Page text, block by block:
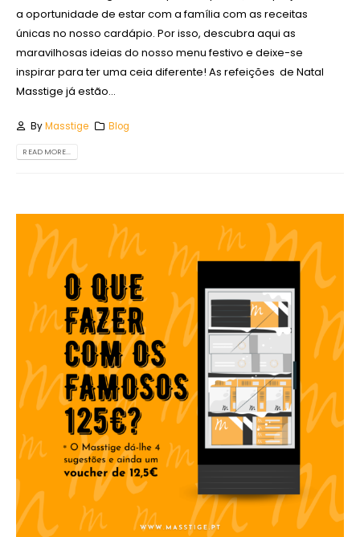
a oportunidade de estar com a família com as receitas
únicas no nosso cardápio. Por isso, descubra aqui as
maravilhosas ideias do nosso menu festivo e deixe-se
inspirar para ter uma ceia diferente! As refeições de Natal
Masstige já estão...
ByMasstige Blog
READ MORE...